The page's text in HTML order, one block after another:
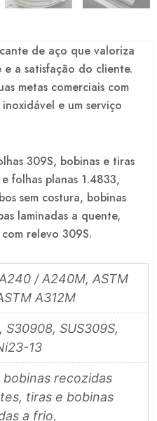
de aço que valoriza
a satisfação do cliente.
metas comerciais com
e um serviço
309S, bobinas e tiras
folhas planas 1.4833,
sem costura, bobinas
laminadas a quente,
relevo 309S.
/ A240M, ASTM
A312M
S30908, SUS309S,
13
bobinas recozidas
tiras e bobinas
a frio,